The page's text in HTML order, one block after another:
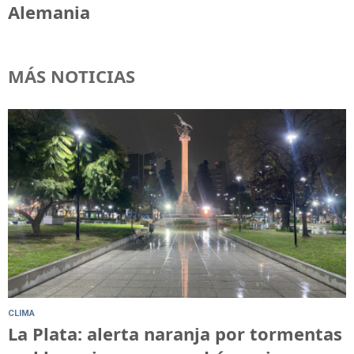
Alemania
MÁS NOTICIAS
CLIMA
La Plata: alerta naranja por tormentas